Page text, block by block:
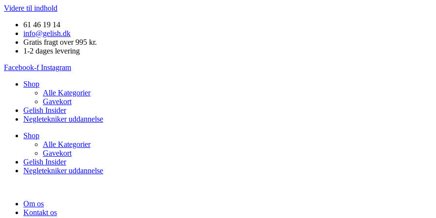
Videre til indhold
61 46 19 14
info@gelish.dk
Gratis fragt over 995 kr.
1-2 dages levering
Facebook-f Instagram
Shop
Alle Kategorier
Gavekort
Gelish Insider
Negletekniker uddannelse
Shop
Alle Kategorier
Gavekort
Gelish Insider
Negletekniker uddannelse
Om os
Kontakt os